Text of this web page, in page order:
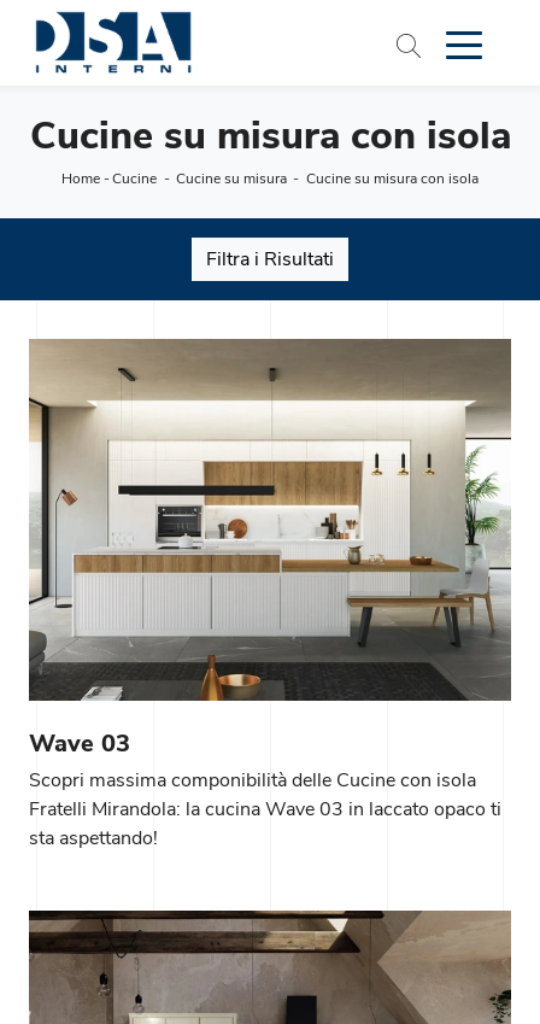
Cucine su misura con isola
Home-Cucine - Cucine su misura - Cucine su misura con isola
Filtra i Risultati
Wave 03
Scopri massima componibilità delle Cucine con isola
Fratelli Mirandola: la cucina Wave 03 in laccato opaco ti
sta aspettando!